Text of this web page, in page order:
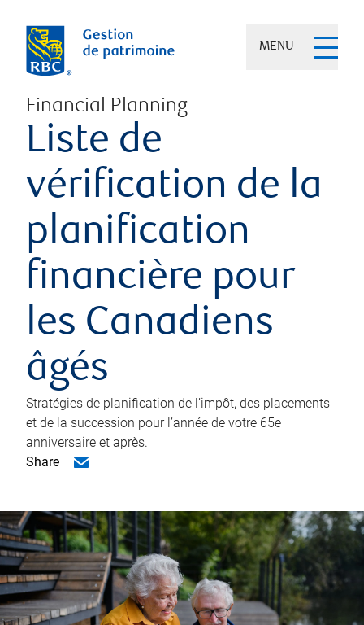
MENU
Financial Planning
Liste de
vérification de la
planification
financière pour
les Canadiens
âgés
Stratégies de planification de l’impôt, des placements
et de la succession pour l’année de votre 65e
anniversaire et après.
Share